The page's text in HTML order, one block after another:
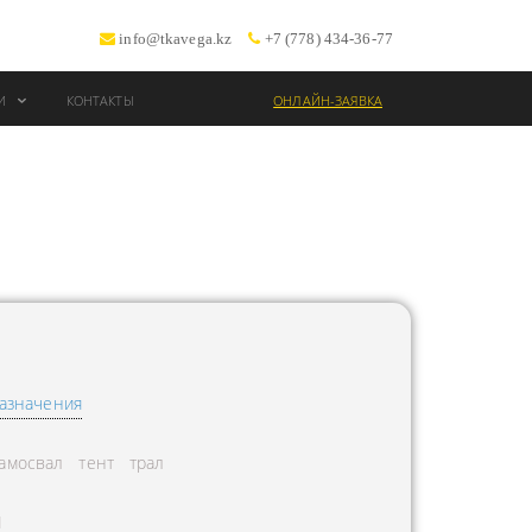
info@tkavega.kz +7 (778) 434-36-77
КОНТАКТЫ ОНЛАЙН-ЗАЯВКА
тент трал